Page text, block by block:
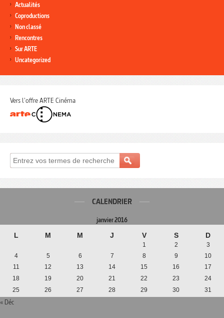
Actualités
Coproductions
Non classé
Rencontres
Sur ARTE
Uncategorized
Vers l'offre ARTE Cinéma
CALENDRIER
janvier 2016
L M M J V S D
1 2
3
4
5 6 7 8 9
10
11
12 13 14 15 16
17
18
19 20 21 22 23
24
25
26 27 28 29 30 31
« Déc